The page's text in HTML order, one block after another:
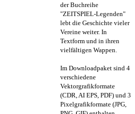
der Buchreihe
"ZEITSPIEL-Legenden"
lebt die Geschichte vieler
Vereine weiter. In
Textform und in ihren
vielfältigen Wappen.
Im Downloadpaket sind 4
verschiedene
Vektorgrafikformate
(CDR, AI EPS, PDF) und 3
Pixelgrafikformate (JPG,